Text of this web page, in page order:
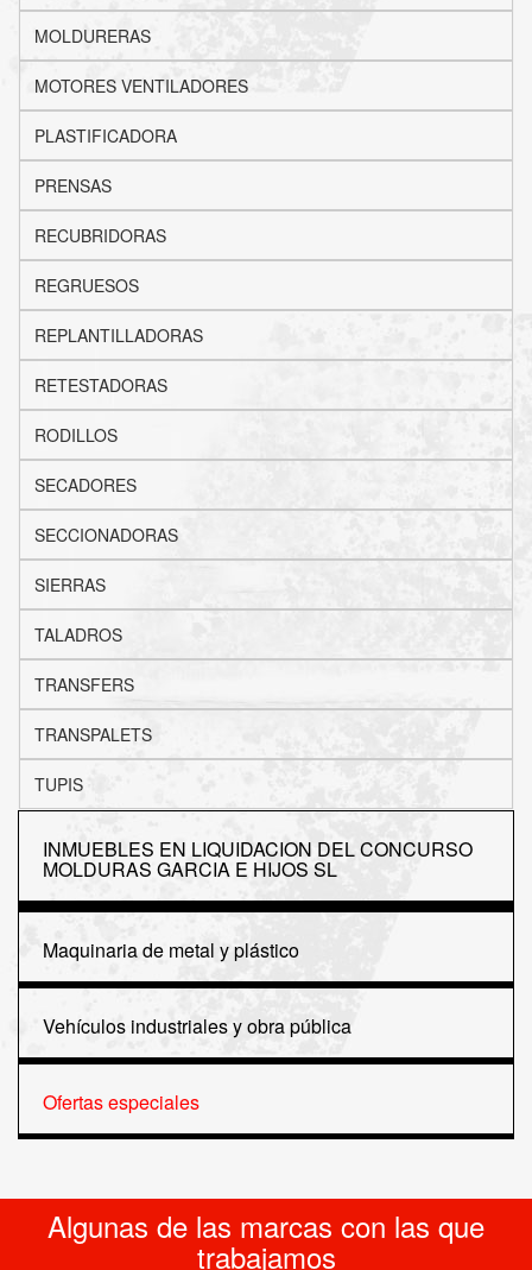
MOLDURERAS
MOTORES VENTILADORES
PLASTIFICADORA
PRENSAS
RECUBRIDORAS
REGRUESOS
REPLANTILLADORAS
RETESTADORAS
RODILLOS
SECADORES
SECCIONADORAS
SIERRAS
TALADROS
TRANSFERS
TRANSPALETS
TUPIS
INMUEBLES EN LIQUIDACION DEL CONCURSO
MOLDURAS GARCIA E HIJOS SL
Maquinaria de metal y plástico
Vehículos industriales y obra pública
Ofertas especiales
Algunas de las marcas con las que
trabajamos